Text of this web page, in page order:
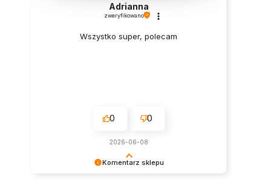
Komentarz sklepu
Adrianna
zweryfikowano
Wszystko super, polecam
0 0
2026-06-08